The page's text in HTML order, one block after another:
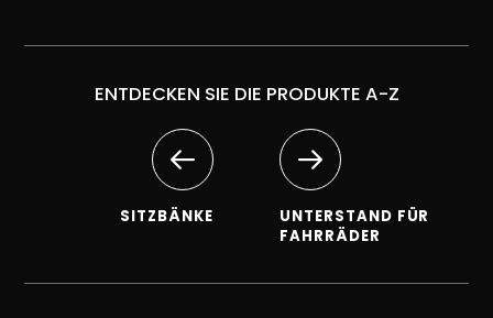
ENTDECKEN SIE DIE PRODUKTE A-Z
SITZBÄNKE
UNTERSTAND FÜR
FAHRRÄDER